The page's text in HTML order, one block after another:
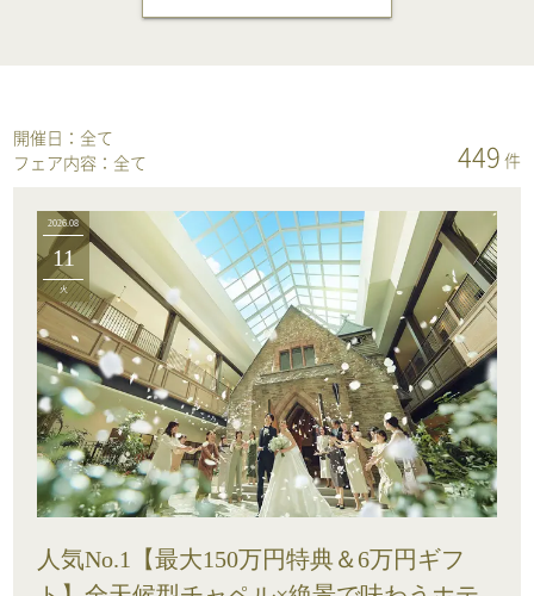
開催日： 全て
フェア内容： 全て 449 件
2026.08
11
火
人気No.1【最大150万円特典＆6万円ギフ